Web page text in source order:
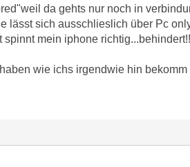
da gehts nur noch in
lässt sich ausschlieslich über Pc
mein iphone
wie ichs irgendwie hin